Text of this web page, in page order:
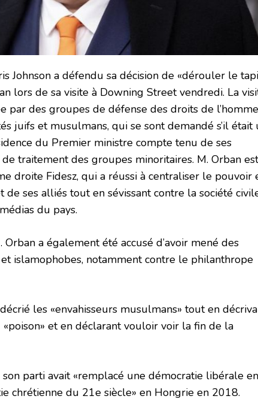
Johnson a défendu sa décision de «dérouler le
lors de sa visite à Downing Street vendredi. La
par des groupes de défense des droits de
juifs et musulmans, qui se sont demandé s’il était
du Premier ministre compte tenu de ses
traitement des groupes minoritaires. M. Orban est
droite Fidesz, qui a réussi à centraliser le pouvoir
ses alliés tout en sévissant contre la société
du pays.
a également été accusé d’avoir mené des
islamophobes, notamment contre le philanthrope
les «envahisseurs musulmans» tout en
et en déclarant vouloir voir la fin de la
parti avait «remplacé une démocratie libérale en
chrétienne du 21e siècle» en Hongrie en 2018.